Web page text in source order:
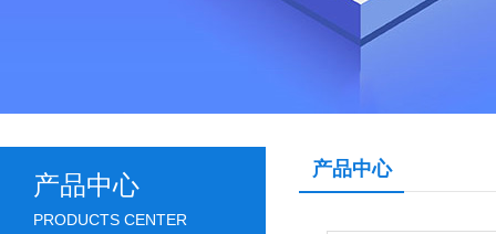
产品中心
PRODUCTS CENTER
产品中心